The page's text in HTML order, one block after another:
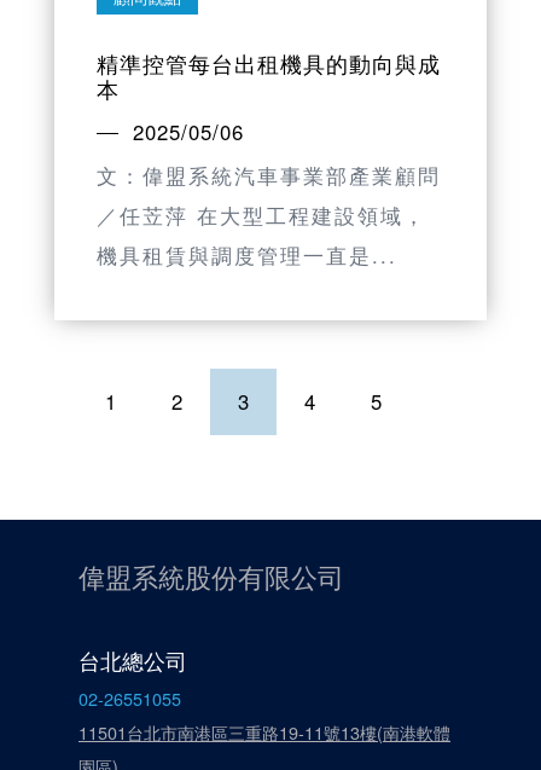
精準控管每台出租機具的動向與成
本
2025/05/06
文：偉盟系統汽車事業部產業顧問
／任苙萍 在大型工程建設領域，
機具租賃與調度管理一直是...
1 2 3 4 5
偉盟系統股份有限公司
台北總公司
02-26551055
11501台北市南港區三重路19-11號13樓(南港軟體